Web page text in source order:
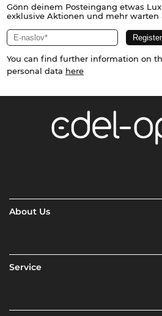
Gönn deinem Posteingang etwas
exklusive Aktionen und mehr warten
You can find further information on
personal data here
About Us
Service